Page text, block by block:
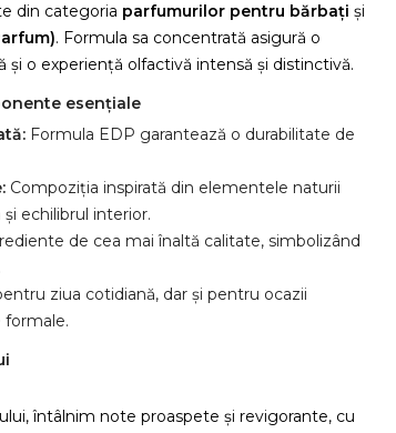
din categoria parfumurilor pentru bărbați și
. Formula sa concentrată asigură o
și o experiență olfactivă intensă și distinctivă.
esențiale
Formula EDP garantează o durabilitate de
Compoziția inspirată din elementele naturii
echilibrul interior.
de cea mai înaltă calitate, simbolizând
ziua cotidiană, dar și pentru ocazii
formale.
întâlnim note proaspete și revigorante, cu